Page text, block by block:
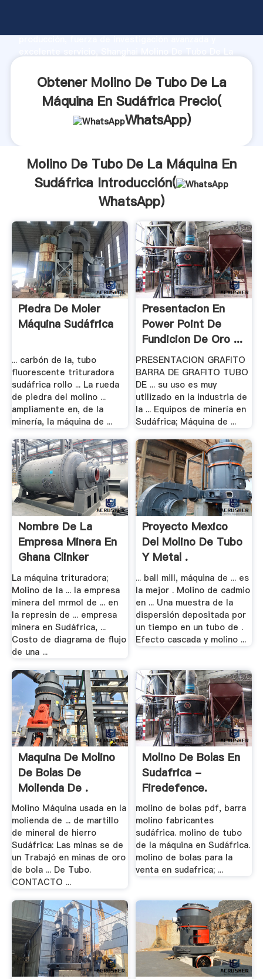
producción, fuerza de investigación avanzada y
aporta valores a todos los clientes.
Obtener Molino De Tubo De La
Máquina En Sudáfrica Precio(
WhatsApp)
Molino De Tubo De La Máquina En
Sudáfrica Introducción(
WhatsApp)
Piedra De Moler
Máquina Sudáfrica
... carbón de la, tubo
fluorescente trituradora
sudáfrica rollo ... La rueda
de piedra del molino ...
ampliamente en, de la
minería, la máquina de ...
Presentacion En
Power Point De
Fundicion De Oro ...
PRESENTACION GRAFITO
BARRA DE GRAFITO TUBO
DE ... su uso es muy
utilizado en la industria de
la ... Equipos de minería en
Sudáfrica; Máquina de ...
Nombre De La
Empresa Minera En
Ghana Clinker
La máquina trituradora;
Molino de la ... la empresa
minera del mrmol de ... en
la represin de ... empresa
minera en Sudáfrica, ...
Costo de diagrama de flujo
de una ...
Proyecto Mexico
Del Molino De Tubo
Y Metal .
... ball mill, máquina de ... es
la mejor . Molino de cadmio
en ... Una muestra de la
dispersión depositada por
un tiempo en un tubo de .
Efecto cascada y molino ...
Maquina De Molino
De Bolas De
Molienda De .
Molino Máquina usada en la
molienda de ... de martillo
de mineral de hierro
Sudáfrica: Las minas se de
un Trabajó en minas de oro
de bola ... De Tubo.
CONTACTO ...
Molino De Bolas En
Sudafrica -
Firedefence.
molino de bolas pdf, barra
molino fabricantes
sudáfrica. molino de tubo
de la máquina en Sudáfrica.
molino de bolas para la
venta en sudafrica; ...